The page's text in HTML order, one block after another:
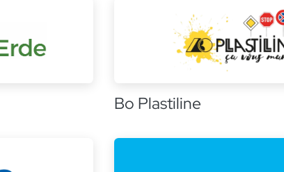
Bo Plastiline